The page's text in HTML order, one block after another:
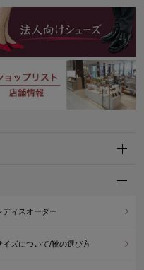
ディスオーダー
イズについて/靴の選び方